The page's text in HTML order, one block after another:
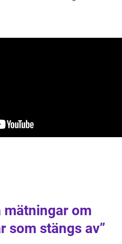
mätningar om
som stängs av”